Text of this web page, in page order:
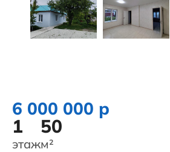
6 000 000 р
1
этаж
50
м²